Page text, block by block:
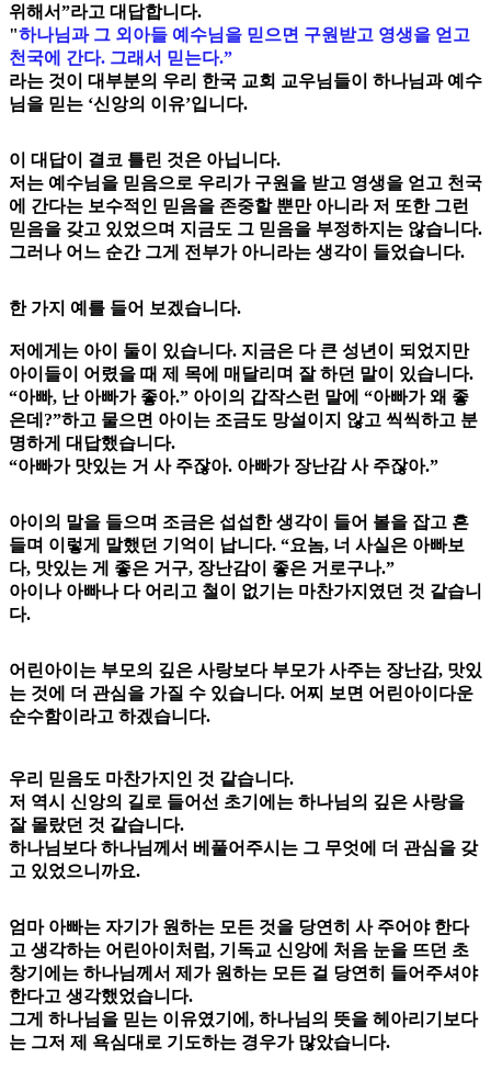
위해서”라고 대답합니다.
"하나님과 그 외아들 예수님을 믿으면 구원받고 영생을 얻고
천국에 간다. 그래서 믿는다.”
라는 것이 대부분의 우리 한국 교회 교우님들이 하나님과 예수
님을 믿는 ‘신앙의 이유’입니다.
이 대답이 결코 틀린 것은 아닙니다.
저는 예수님을 믿음으로 우리가 구원을 받고 영생을 얻고 천국
에 간다는 보수적인 믿음을 존중할 뿐만 아니라 저 또한 그런
믿음을 갖고 있었으며 지금도 그 믿음을 부정하지는 않습니다.
그러나 어느 순간 그게 전부가 아니라는 생각이 들었습니다.
한 가지 예를 들어 보겠습니다.
저에게는 아이 둘이 있습니다. 지금은 다 큰 성년이 되었지만
아이들이 어렸을 때 제 목에 매달리며 잘 하던 말이 있습니다.
“아빠, 난 아빠가 좋아.” 아이의 갑작스런 말에 “아빠가 왜 좋
은데?”하고 물으면 아이는 조금도 망설이지 않고 씩씩하고 분
명하게 대답했습니다.
“아빠가 맛있는 거 사 주잖아. 아빠가 장난감 사 주잖아.”
아이의 말을 들으며 조금은 섭섭한 생각이 들어 볼을 잡고 흔
들며 이렇게 말했던 기억이 납니다. “요놈, 너 사실은 아빠보
다, 맛있는 게 좋은 거구, 장난감이 좋은 거로구나.”
아이나 아빠나 다 어리고 철이 없기는 마찬가지였던 것 같습니
다.
어린아이는 부모의 깊은 사랑보다 부모가 사주는 장난감, 맛있
는 것에 더 관심을 가질 수 있습니다. 어찌 보면 어린아이다운
순수함이라고 하겠습니다.
우리 믿음도 마찬가지인 것 같습니다.
저 역시 신앙의 길로 들어선 초기에는 하나님의 깊은 사랑을
잘 몰랐던 것 같습니다.
하나님보다 하나님께서 베풀어주시는 그 무엇에 더 관심을 갖
고 있었으니까요.
엄마 아빠는 자기가 원하는 모든 것을 당연히 사 주어야 한다
고 생각하는 어린아이처럼, 기독교 신앙에 처음 눈을 뜨던 초
창기에는 하나님께서 제가 원하는 모든 걸 당연히 들어주셔야
한다고 생각했었습니다.
그게 하나님을 믿는 이유였기에, 하나님의 뜻을 헤아리기보다
는 그저 제 욕심대로 기도하는 경우가 많았습니다.